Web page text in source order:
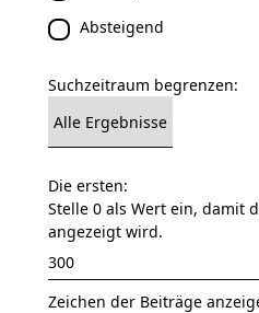
Absteigend
Suchzeitraum begrenzen:
Die ersten:
Stelle 0 als Wert ein, damit
angezeigt wird.
Zeichen der Beiträge